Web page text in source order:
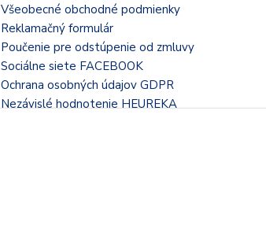
Všeobecné obchodné podmienky
Reklamačný formulár
Poučenie pre odstúpenie od zmluvy
Sociálne siete FACEBOOK
Ochrana osobných údajov GDPR
Nezávislé hodnotenie HEUREKA